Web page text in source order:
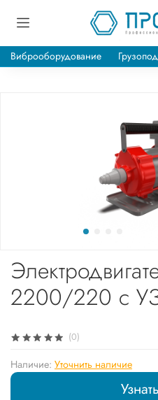
Виброоборудование
(0)
Наличие: Уточнить наличие
2200/220 с